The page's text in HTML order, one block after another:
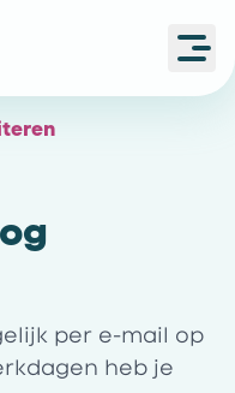
per e-mail op
heb je